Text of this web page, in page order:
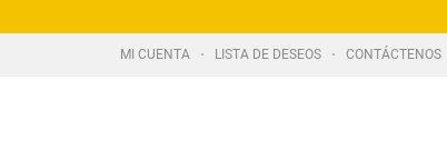
MI CUENTA LISTA DE DESEOS CONTÁCTENOS